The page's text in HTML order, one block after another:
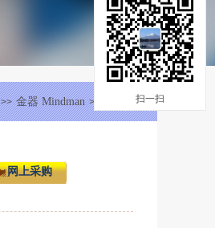
扫一扫
>> 金器 Mindman >> 执行元件
网上采购